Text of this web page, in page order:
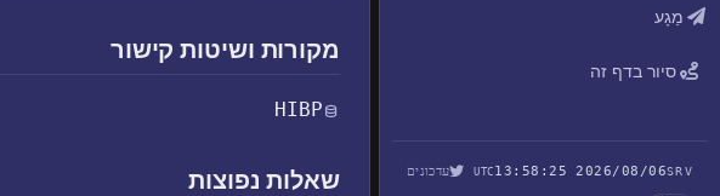
מַגָע
סיור בדף זה
SRV
2026/08/06 13:58:25
UTC עדכונים
מקורות ושיטות קישור
HIBP
שאלות נפוצות